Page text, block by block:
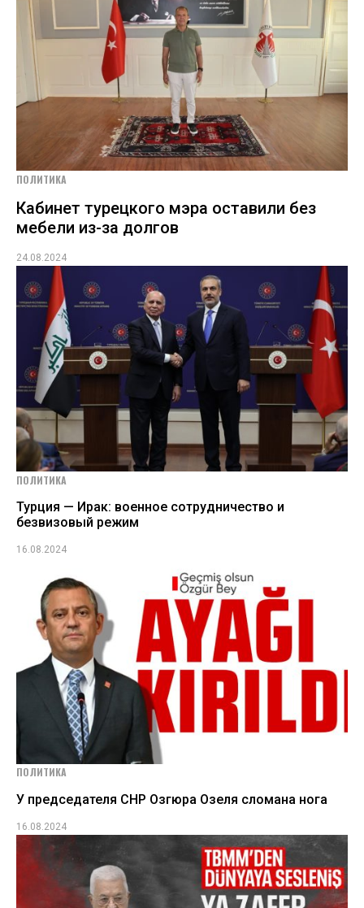
ПОЛИТИКА
Кабинет турецкого мэра оставили без
мебели из-за долгов
24.08.2024
ПОЛИТИКА
Турция — Ирак: военное сотрудничество и
безвизовый режим
16.08.2024
ПОЛИТИКА
У председателя СНР Озгюра Озеля сломана нога
16.08.2024